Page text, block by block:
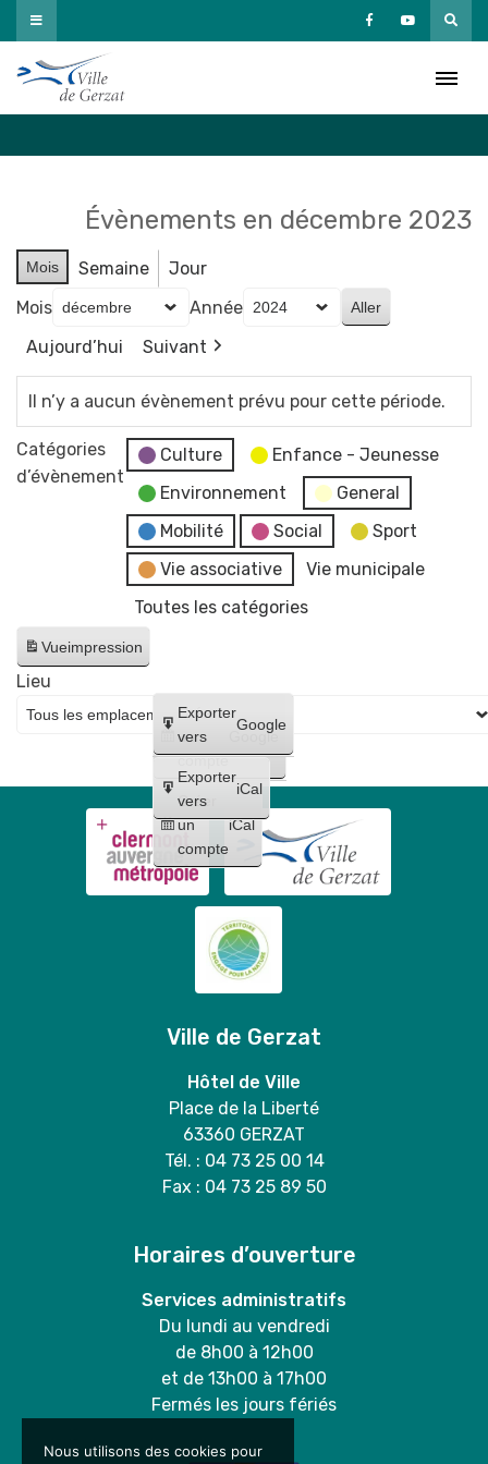
Passer
au
contenu
Évènements en décembre 2023
Mois Semaine
Jour
Mois
Année
Aujourd’hui
Suivant
Il n’y a aucun évènement prévu pour cette période.
Catégories
d’évènement
Culture
Enfance - Jeunesse
Environnement
General
Mobilité
Social
Sport
Vie associative
Vie municipale
Toutes les catégories
Vueimpression
Créer
un
compte
Google
Créer
un
compte
iCal
Exporter
vers
Google
Exporter
vers
iCal
Lieu
Ville de Gerzat
Hôtel de Ville
Place de la Liberté
63360 GERZAT
Tél. : 04 73 25 00 14
Fax : 04 73 25 89 50
Horaires d’ouverture
Services administratifs
Du lundi au vendredi
de 8h00 à 12h00
et de 13h00 à 17h00
Fermés les jours fériés
Nous utilisons des cookies pour